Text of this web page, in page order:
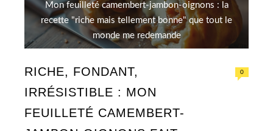
Mon feuilleté camembert-jambon-oignons : la
recette "riche mais tellement bonne" que tout le
monde me redemande
RICHE, FONDANT,
IRRÉSISTIBLE : MON
FEUILLETÉ CAMEMBERT-
0